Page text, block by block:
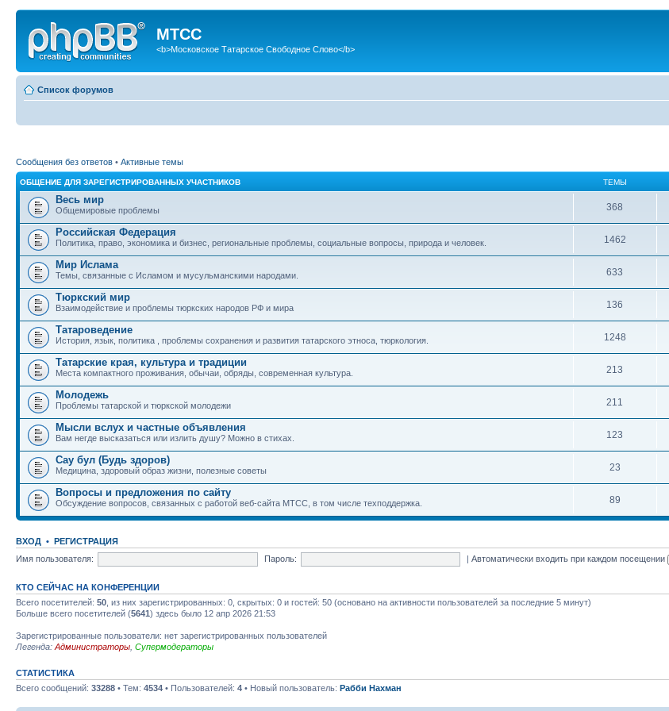
МТСС
<b>Московское Татарское Свободное Слово</b>
Список форумов
Сообщения без ответов • Активные темы
ОБЩЕНИЕ ДЛЯ ЗАРЕГИСТРИРОВАННЫХ УЧАСТНИКОВ ТЕМЫ
Весь мир
Общемировые проблемы 368
Российская Федерация
Политика, право, экономика и бизнес, региональные проблемы, социальные вопросы, природа и человек. 1462
Мир Ислама
Темы, связанные с Исламом и мусульманскими народами. 633
Тюркский мир
Взаимодействие и проблемы тюркских народов РФ и мира 136
Татароведение
История, язык, политика , проблемы сохранения и развития татарского этноса, тюркология. 1248
Татарские края, культура и традиции
Места компактного проживания, обычаи, обряды, современная культура. 213
Молодежь
Проблемы татарской и тюркской молодежи 211
Мысли вслух и частные объявления
Вам негде высказаться или излить душу? Можно в стихах. 123
Сау бул (Будь здоров)
Медицина, здоровый образ жизни, полезные советы 23
Вопросы и предложения по сайту
Обсуждение вопросов, связанных с работой веб-сайта МТСС, в том числе техподдержка. 89
ВХОД • РЕГИСТРАЦИЯ
Имя пользователя:
Пароль: |Автоматически входить при каждом посещении
КТО СЕЙЧАС НА КОНФЕРЕНЦИИ
Всего посетителей: 50 , из них зарегистрированных: 0, скрытых: 0 и гостей: 50 (основано на активности пользователей за последние 5 минут)
Больше всего посетителей (5641) здесь было 12 апр 2026 21:53
Зарегистрированные пользователи: нет зарегистрированных пользователей
Легенда: Администраторы Супермодераторы
СТАТИСТИКА
Всего сообщений: 33288 • Тем: 4534 • Пользователей: 4 • Новый пользователь: Рабби Нахман